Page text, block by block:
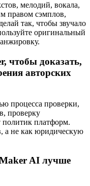
мелодий, вокала,
правом сэмплов,
так, чтобы звучало
оригинальный
чтобы доказать,
авторских
процесса проверки,
проверку
политик платформ.
а не как юридическую
AI лучше